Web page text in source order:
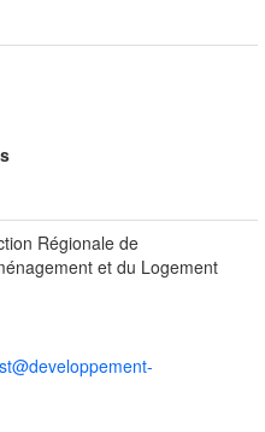
Régionale de
et du Logement